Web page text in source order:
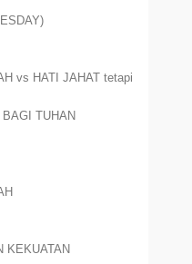
vs HATI JAHAT tetapi
TUHAN
KEKUATAN